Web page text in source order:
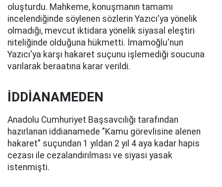
oluşturdu. Mahkeme, konuşmanın tamamı
incelendiğinde söylenen sözlerin Yazıcı'ya yönelik
olmadığı, mevcut iktidara yönelik siyasal eleştiri
niteliğinde olduğuna hükmetti. İmamoğlu'nun
Yazıcı'ya karşı hakaret suçunu işlemediği soucuna
varılarak beraatına karar verildi.
İDDİANAMEDEN
Anadolu Cumhuriyet Başsavcılığı tarafından
hazırlanan iddianamede "Kamu görevlisine alenen
hakaret" suçundan 1 yıldan 2 yıl 4 aya kadar hapis
cezası ile cezalandırılması ve siyasi yasak
istenmişti.